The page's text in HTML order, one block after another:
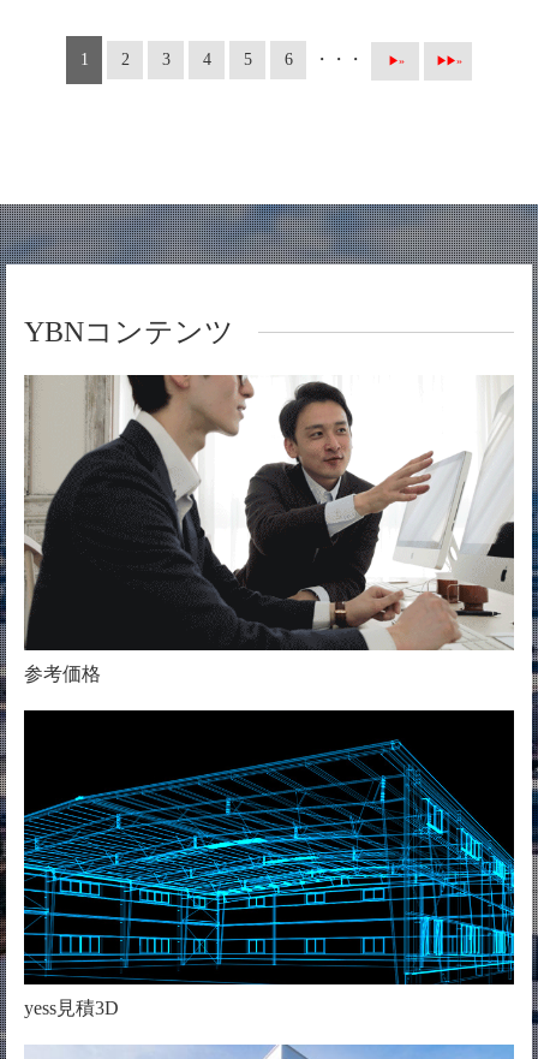
1 2 3 4 5 6 ・・・ ▶ » ▶▶ »
YBNコンテンツ
参考価格
yess見積3D